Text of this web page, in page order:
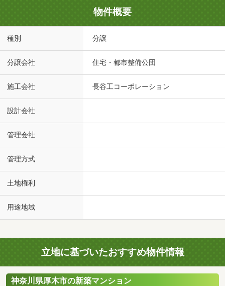
物件概要
種別 分譲
分譲会社 住宅・都市整備公団
施工会社 長谷工コーポレーション
設計会社
管理会社
管理方式
土地権利
用途地域
立地に基づいたおすすめ物件情報
神奈川県厚木市の新築マンション